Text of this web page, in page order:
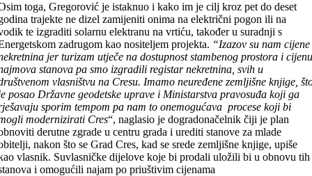
toga, Gregorović je istaknuo i kako im je cilj kroz pet do deset
trajekte ne dizel zamijeniti onima na električni pogon ili na
te izgraditi solarnu elektranu na vrtiću, također u suradnji s
zadrugom kao nositeljem projekta. “Izazov su nam cijene
jer turizam utječe na dostupnost stambenog prostora i
stanova pa smo izgradili registar nekretnina, svih u
vlasništvu na Cresu. Imamo neuređene zemljišne knjige,
posao Državne geodetske uprave i Ministarstva pravosuđa koji ga
sporim tempom pa nam to onemogućava procese koji bi
modernizirati Cres“, naglasio je dogradonačelnik čiji je plan
derutne zgrade u centru grada i urediti stanove za mlade
nakon što se Grad Cres, kad se srede zemljišne knjige, upiše
vlasnik. Suvlasničke dijelove koje bi prodali uložili bi u obnovu tih
i omogućili najam po priuštivim cijenama